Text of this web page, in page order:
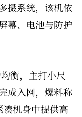
摄系统，该机依
幕、电池与防护
衡，主打小尺
成入网，爆料称
机身中提供高